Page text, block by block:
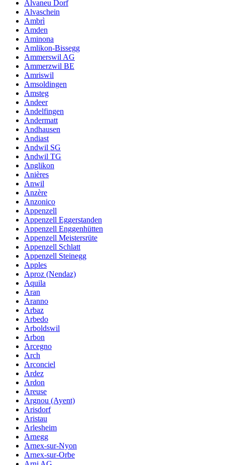
Alvaneu Dorf
Alvaschein
Ambrì
Amden
Aminona
Amlikon-Bissegg
Ammerswil AG
Ammerzwil BE
Amriswil
Amsoldingen
Amsteg
Andeer
Andelfingen
Andermatt
Andhausen
Andiast
Andwil SG
Andwil TG
Anglikon
Anières
Anwil
Anzère
Anzonico
Appenzell
Appenzell Eggerstanden
Appenzell Enggenhütten
Appenzell Meistersrüte
Appenzell Schlatt
Appenzell Steinegg
Apples
Aproz (Nendaz)
Aquila
Aran
Aranno
Arbaz
Arbedo
Arboldswil
Arbon
Arcegno
Arch
Arconciel
Ardez
Ardon
Areuse
Argnou (Ayent)
Arisdorf
Aristau
Arlesheim
Arnegg
Arnex-sur-Nyon
Arnex-sur-Orbe